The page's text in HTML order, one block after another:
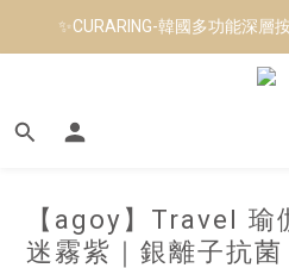
8月短跑滿額贈 | 88 神
✨CURARING-韓國多功能深層
Manduka-跟著青蛙去旅
8月短跑滿額贈 | 88 神
【agoy】Travel 瑜
迷霧紫｜銀離子抗